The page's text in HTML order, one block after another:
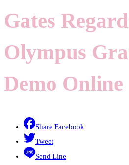
Gates
Olympus
Demo Online
Share Facebook
Tweet
Send Line